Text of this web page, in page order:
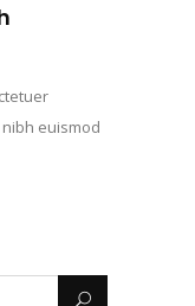
euismod